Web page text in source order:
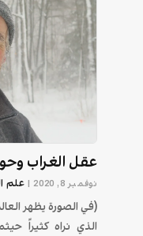
عقل الغراب
نوفمبر 8, 2020 | علم
(في الصورة يظهر
الذي نراه كثيراً